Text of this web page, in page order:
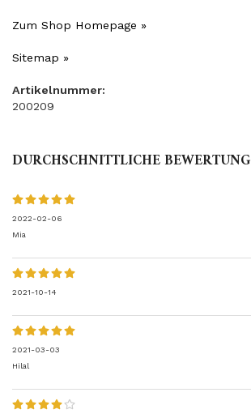
Zum Shop Homepage »
Sitemap »
Artikelnummer:
200209
DURCHSCHNITTLICHE BEWERTUNG
2022-02-06
Mia
2021-10-14
2021-03-03
Hilal